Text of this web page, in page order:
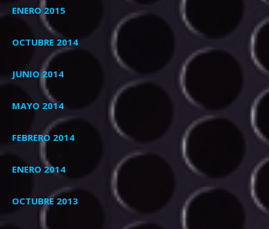
ENERO 2015
OCTUBRE 2014
JUNIO 2014
MAYO 2014
FEBRERO 2014
ENERO 2014
OCTUBRE 2013